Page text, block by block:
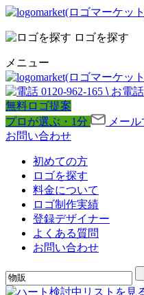
ロゴを探す
メニュー
0120-962-165 \ お電
無料ロゴ提案
プロが選ぶ・1分
メール
お問い合わせ
初めての方
ロゴを探す
料金について
ロゴ制作実績
登録デザイナー
よくある質問
お問い合わせ
検討中リストを見